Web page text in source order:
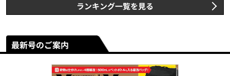
ランキング一覧を見る
最新号のご案内